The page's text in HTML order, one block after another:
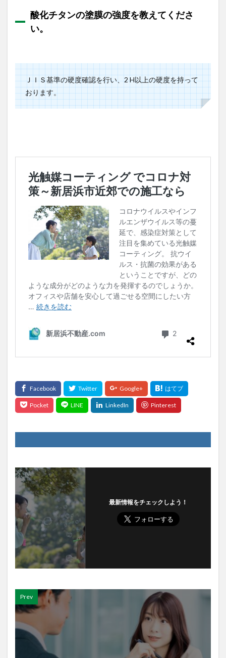
酸化チタンの塗膜の強度を教えてくださ
い。
ＪＩＳ基準の硬度確認を行い、2 H以上の硬度を持って
おります。
最新情報をチェックしよう！
Prev